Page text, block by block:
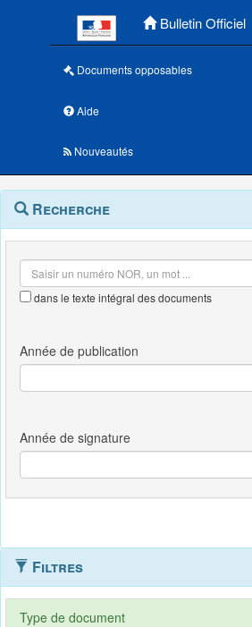
Bulletin Officiel
Documents opposables
Aide
Nouveautés
Navigation
outils
Menu
contextuel
Recherche
dans le texte intégral des documents
Filtres
Type de document